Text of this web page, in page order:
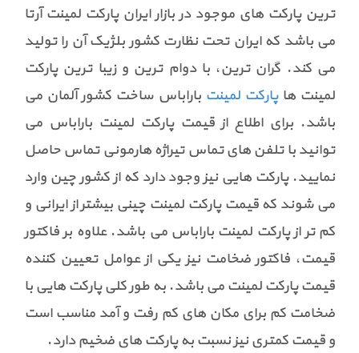
ترین پارکت های موجود در بازار ایران پارکت لمینت آرتا
می باشد که ایران تحت نظارت کشور بلژیک آن را تولید
می کند. گران ترین، با دوام ترین و زیبا ترین پارکت
لمینت هاپارکت لمینت باراباس ساخت کشور آلمان می
باشد. برای اطلاع از قیمت پارکت لمینت باراباس می
توانید با تلفن های تماس تیراژه هارمونی تماس حاصل
نمایید. پارکت هایی نیز وجود دارد که از کشور چین وارد
می شوند که قیمت پارکت لمینت چینی بیشتر از ایرانی و
کم تر از پارکت لمینت باراباس می باشد. علاوه بر فاکتور
قیمت، فاکتور ضخامت نیز یکی از عوامل تعیین کننده
قیمت پارکت لمینت می باشد. به طور کلی پارکت هایی با
ضخامت کم برای مکان های کم رفت و آمد مناسب است
و قیمت کمتری نیز نسبت به پارکت های ضخیم دارد.